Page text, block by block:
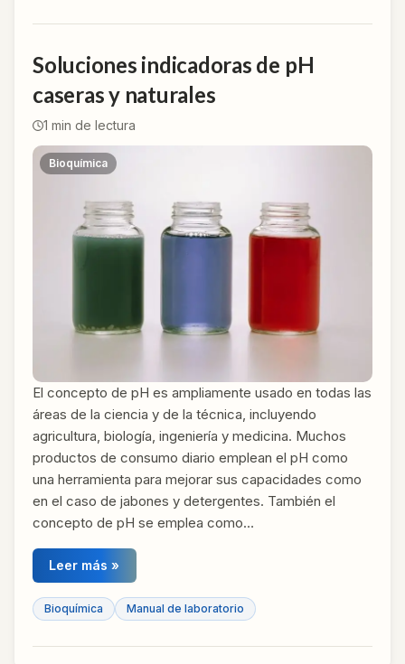
Soluciones indicadoras de pH
caseras y naturales
1 min de lectura
Bioquímica
El concepto de pH es ampliamente usado en todas las
áreas de la ciencia y de la técnica, incluyendo
agricultura, biología, ingeniería y medicina. Muchos
productos de consumo diario emplean el pH como
una herramienta para mejorar sus capacidades como
en el caso de jabones y detergentes. También el
concepto de pH se emplea como…
Leer más »
Bioquímica Manual de laboratorio